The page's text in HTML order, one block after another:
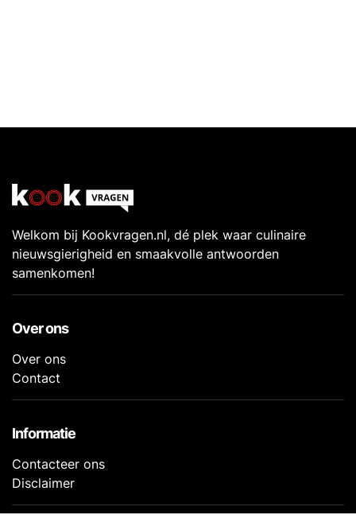
Welkom bij Kookvragen.nl, dé plek waar culinaire
nieuwsgierigheid en smaakvolle antwoorden
samenkomen!
Over ons
Over ons
Contact
Informatie
Contacteer ons
Disclaimer